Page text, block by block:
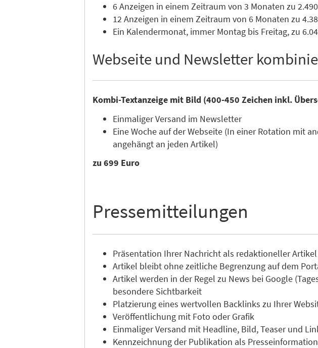
6 Anzeigen in einem Zeitraum von 3 Monaten zu
12 Anzeigen in einem Zeitraum von 6 Monaten zu
Ein Kalendermonat, immer Montag bis Freitag, zu
Webseite und Newsletter
Kombi-Textanzeige mit Bild (400-450 Zeichen inkl.
Einmaliger Versand im Newsletter
Eine Woche auf der Webseite (In einer Rotation mit
angehängt an jeden Artikel)
zu 699 Euro
Pressemitteilungen
Präsentation Ihrer Nachricht als redaktioneller
Artikel bleibt ohne zeitliche Begrenzung auf dem
Artikel werden in der Regel zu News bei Google
besondere Sichtbarkeit
Platzierung eines wertvollen Backlinks zu Ihrer
Veröffentlichung mit Foto oder Grafik
Einmaliger Versand mit Headline, Bild, Teaser und
Kennzeichnung der Publikation als Presseinformation